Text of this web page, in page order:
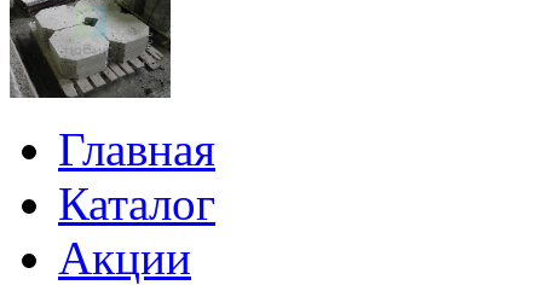
Главная
Каталог
Акции